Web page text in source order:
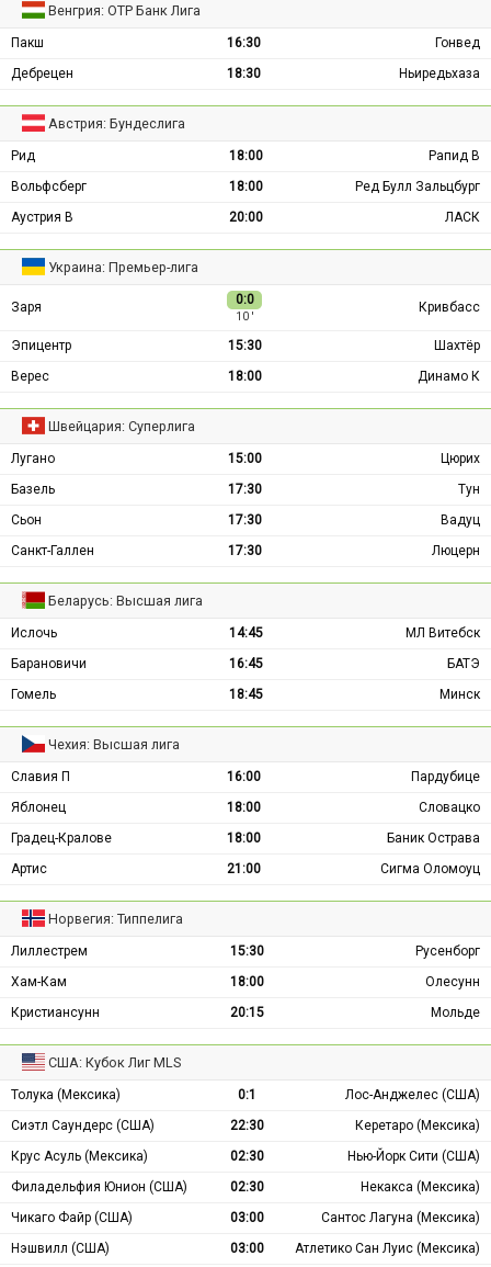
Венгрия: ОТР Банк Лига
Пакш 16:30
Гонвед
Дебрецен
18:30 Ньиредьхаза
Австрия: Бундеслига
Рид 18:00
Рапид В
Вольфсберг
18:00
Ред Булл Зальцбург
Аустрия В
20:00 ЛАСК
Украина: Премьер-лига
Заря 0:0
10 ′
Кривбасс
Эпицентр 15:30
Шахтёр
Верес
18:00 Динамо К
Швейцария: Суперлига
Лугано 15:00
Цюрих
Базель
17:30
Тун
Сьон
17:30
Вадуц
Санкт-Галлен
17:30 Люцерн
Беларусь: Высшая лига
Ислочь 14:45
МЛ Витебск
Барановичи
16:45
БАТЭ
Гомель
18:45 Минск
Чехия: Высшая лига
Славия П 16:00
Пардубице
Яблонец
18:00
Словацко
Градец-Кралове
18:00
Баник Острава
Артис
21:00 Сигма Оломоуц
Норвегия: Типпелига
Лиллестрем 15:30
Русенборг
Хам-Кам
18:00
Олесунн
Кристиансунн
20:15 Мольде
США: Кубок Лиг MLS
Толука (Мексика) 0:1
Лос-Анджелес (США)
Сиэтл Саундерс (США)
22:30
Керетаро (Мексика)
Крус Асуль (Мексика)
02:30
Нью-Йорк Сити (США)
Филадельфия Юнион (США)
02:30
Некакса (Мексика)
Чикаго Файр (США)
03:00
Сантос Лагуна (Мексика)
Нэшвилл (США)
03:00
Атлетико Сан Луис (Мексика)